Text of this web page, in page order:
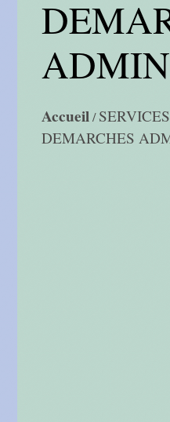
Accueil/
DEMARCHES